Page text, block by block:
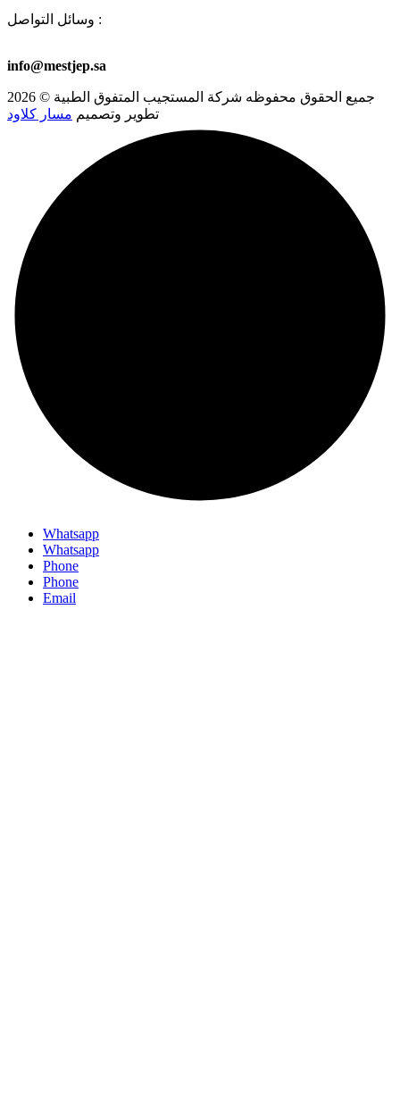
وسائل التواصل :
info@mestjep.sa
جميع الحقوق محفوظه شركة المستجيب المتفوق الطبية © 2026
تطوير وتصميم مسار كلاود
Whatsapp
Whatsapp
Phone
Phone
Email